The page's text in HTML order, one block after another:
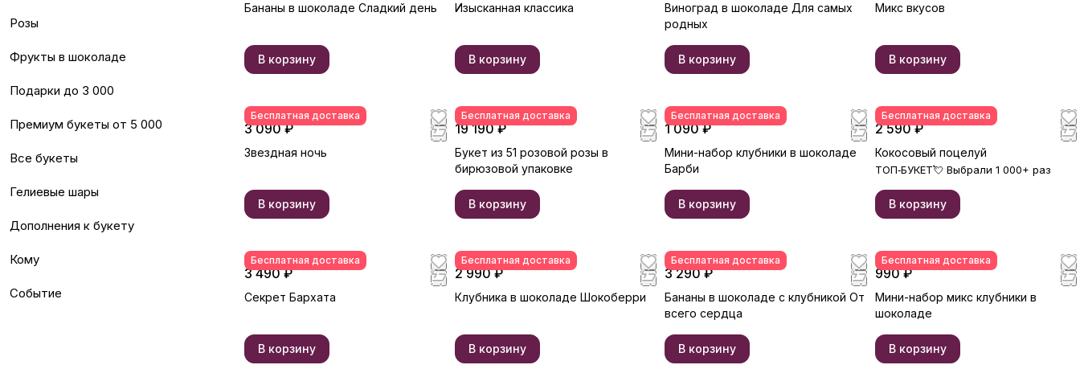
Бананы в шоколаде Сладкий день
В корзину
Изысканная классика
В корзину
Виноград в шоколаде Для самых
родных
В корзину
Микс вкусов
В корзину
Бесплатная доставка
3 090 ₽
Звездная ночь
В корзину
Бесплатная доставка
19 190 ₽
Букет из 51 розовой розы в
бирюзовой упаковке
В корзину
Бесплатная доставка
1 090 ₽
Мини-набор клубники в шоколаде
Барби
В корзину
Бесплатная доставка
2 590 ₽
Кокосовый поцелуй
ТОП‑БУКЕТ💘 Выбрали 1 000+ раз
В корзину
Бесплатная доставка
3 490 ₽
Секрет Бархата
В корзину
Бесплатная доставка
2 990 ₽
Клубника в шоколаде Шокоберри
В корзину
Бесплатная доставка
3 290 ₽
Бананы в шоколаде с клубникой От
всего сердца
В корзину
Бесплатная доставка
990 ₽
Мини-набор микс клубники в
шоколаде
В корзину
Розы
Фрукты в шоколаде
Подарки до 3 000
Премиум букеты от 5 000
Все букеты
Гелиевые шары
Дополнения к букету
Кому
Событие